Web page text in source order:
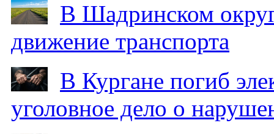
В Шадринском
движение транспорта
В Кургане погиб
уголовное дело о